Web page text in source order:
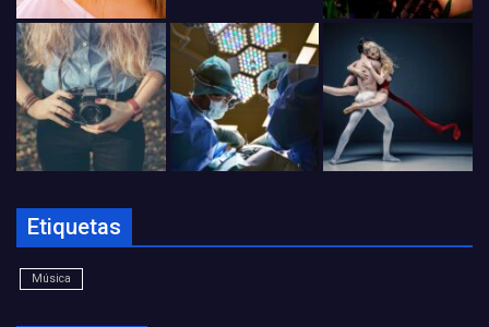
Etiquetas
Música